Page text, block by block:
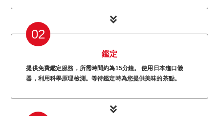
鑑定
提供免費鑑定服務，所需時間約為15分鐘。 使用日本進口儀
器，利用科學原理檢測。等待鑑定時為您提供美味的茶點。
02